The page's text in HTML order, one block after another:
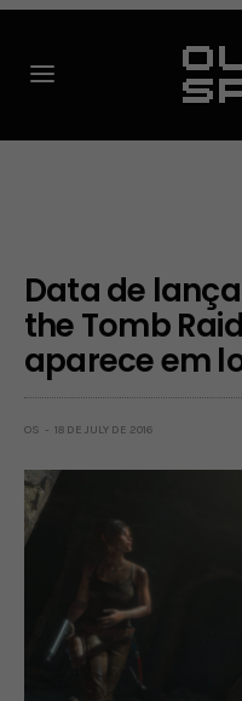
Data de
the Tomb
aparece em
OS 18 DE JULY DE 2016